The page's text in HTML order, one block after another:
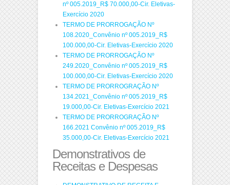
nº 005.2019_R$ 70.000,00-Cir. Eletivas-
Exercício 2020
TERMO DE PRORROGAÇÃO Nº
108.2020_Convênio nº 005.2019_R$
100.000,00-Cir. Eletivas-Exercício 2020
TERMO DE PRORROGAÇÃO Nº
249.2020_Convênio nº 005.2019_R$
100.000,00-Cir. Eletivas-Exercício 2020
TERMO DE PRORROGRAÇÃO Nº
134.2021_Convênio nº 005.2019_R$
19.000,00-Cir. Eletivas-Exercício 2021
TERMO DE PRORROGRAÇÃO Nº
166.2021 Convênio nº 005.2019_R$
35.000,00-Cir. Eletivas-Exercício 2021
Demonstrativos de
Receitas e Despesas